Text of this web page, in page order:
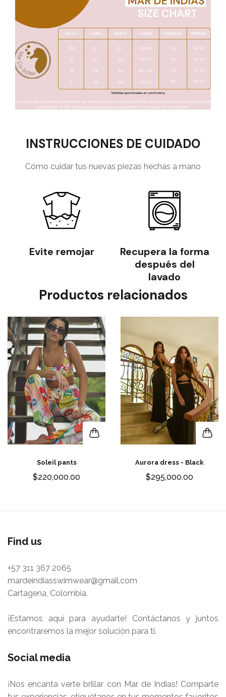
INSTRUCCIONES DE CUIDADO
Cómo cuidar tus nuevas piezas hechas a mano
Evite remojar
Recupera la forma
después del
lavado
Productos relacionados
Soleil pants
$220,000.00
Aurora dress - Black
$295,000.00
Find us
+57 311 367 2065
mardeindiasswimwear@gmail.com
Cartagena, Colombia.
¡Estamos aquí para ayudarte! Contáctanos y juntos
encontraremos la mejor solución para ti.
Social media
¡Nos encanta verte brillar con Mar de Indias! Comparte